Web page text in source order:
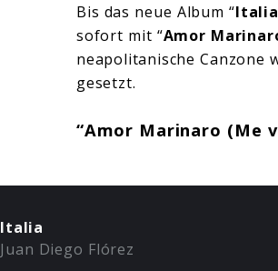
Bis das neue Album “Italia
sofort mit “Amor
neapolitanische Canzone
gesetzt.
“Amor Marinaro (Me
Italia
Juan Diego Flórez